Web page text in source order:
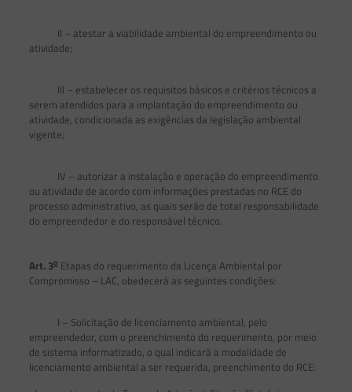
II – atestar a viabilidade ambiental do empreendimento ou
atividade;
III – estabelecer os requisitos básicos e critérios técnicos a
serem atendidos para a implantação do empreendimento ou
atividade, condicionada as exigências da legislação ambiental
vigente;
IV – autorizar a instalação e operação do empreendimento
ou atividade de acordo com informações prestadas no RCE do
processo administrativo, as quais serão de total responsabilidade
do empreendedor e do responsável técnico.
Art. 3oEtapas do requerimento da Licença Ambiental por
Compromisso – LAC, obedecerá as seguintes condições:
I – Solicitação de licenciamento ambiental, pelo
empreendedor, com o preenchimento do requerimento, por meio
de sistema informatizado, o qual indicará a modalidade de
licenciamento ambiental a ser requerida, preenchimento do RCE: